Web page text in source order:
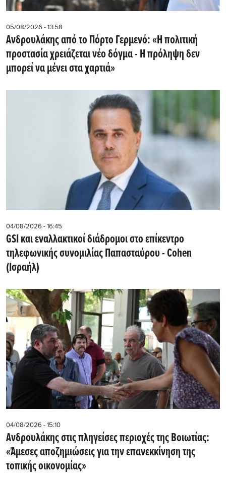
05/08/2026 - 13:58
Ανδρουλάκης από το Πόρτο Γερμενό: «Η πολιτική
προστασία χρειάζεται νέο δόγμα - Η πρόληψη δεν
μπορεί να μένει στα χαρτιά»
04/08/2026 - 16:45
GSI και εναλλακτικοί διάδρομοι στο επίκεντρο
τηλεφωνικής συνομιλίας Παπασταύρου - Cohen
(Ισραήλ)
04/08/2026 - 15:10
Ανδρουλάκης στις πληγείσες περιοχές της Βοιωτίας:
«Άμεσες αποζημιώσεις για την επανεκκίνηση της
τοπικής οικονομίας»